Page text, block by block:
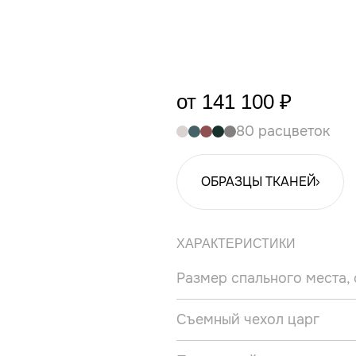
от 141 100 ₽
80 расцветок
ОБРАЗЦЫ ТКАНЕЙ
ХАРАКТЕРИСТИКИ
Размер спального места,
Съемный чехол царг